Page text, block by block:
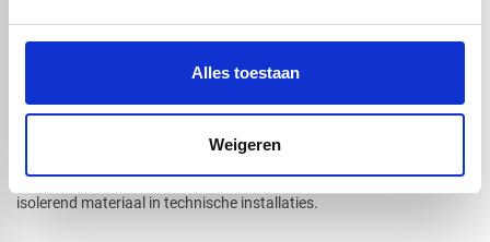
Alles toestaan
Weigeren
​Opslagtanks en leidingsystemen in de waterbehandeling
technische onderdelen in apparaten- en machinebouw
werkoppervlakken en snijplaten in de
Orthopedische toepassingen zoals spalken en beugels
Daarnaast wordt HDPE plaat zwart vaak gekozen als elektrisch
isolerend materiaal in technische installaties.